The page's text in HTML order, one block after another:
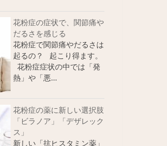
花粉症の症状で、関節痛や
だるさを感じる
花粉症で関節痛やだるさは
起るの？ 起こり得ます。
花粉症症状の中では「発
熱」や「悪...
花粉症の薬に新しい選択肢
「ビラノア」「デザレック
ス」
新しい「抗ヒスタミン薬」